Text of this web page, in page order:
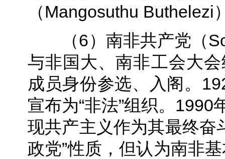
（Mangosuthu Buthelezi
（6）南非共产党（
与非国大、南非工会大
成员身份参选、入阁。
宣布为“非法”组织。
现共产主义作为其最终奋
政党”性质，但认为南非